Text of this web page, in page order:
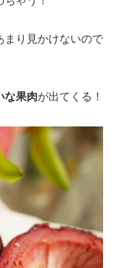
まり見かけないので
な果肉が出てくる！